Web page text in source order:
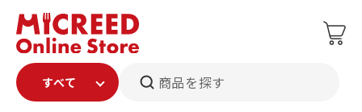
商品を探す